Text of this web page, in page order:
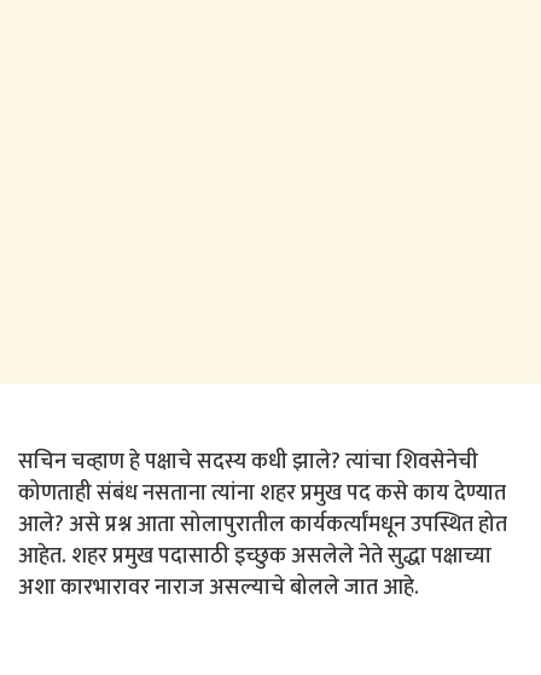
सचिन चव्हाण हे पक्षाचे सदस्य कधी झाले? त्यांचा शिवसेनेची
कोणताही संबंध नसताना त्यांना शहर प्रमुख पद कसे काय देण्यात
आले? असे प्रश्न आता सोलापुरातील कार्यकर्त्यांमधून उपस्थित होत
आहेत. शहर प्रमुख पदासाठी इच्छुक असलेले नेते सुद्धा पक्षाच्या
अशा कारभारावर नाराज असल्याचे बोलले जात आहे.